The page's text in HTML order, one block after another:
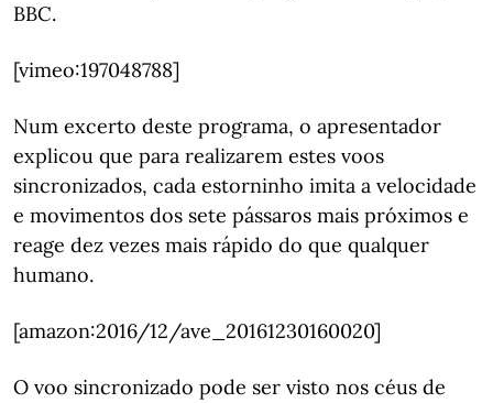
BBC.
[vimeo:197048788]
Num excerto deste programa, o apresentador
explicou que para realizarem estes voos
sincronizados, cada estorninho imita a velocidade
e movimentos dos sete pássaros mais próximos e
reage dez vezes mais rápido do que qualquer
humano.
[amazon:2016/12/ave_20161230160020]
O voo sincronizado pode ser visto nos céus de